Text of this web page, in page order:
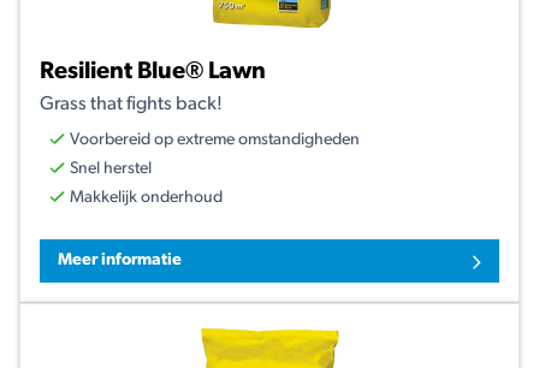
Resilient Blue® Lawn
Grass that fights back!
Voorbereid op extreme omstandigheden
Snel herstel
Makkelijk onderhoud
Meer informatie